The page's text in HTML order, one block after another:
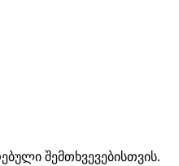
შემთხვევებისთვის.